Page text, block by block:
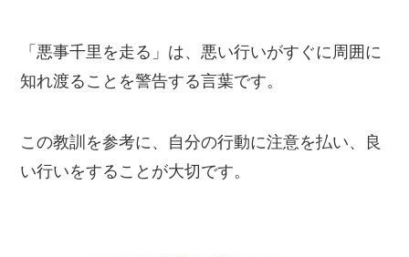
「悪事千里を走る」は、悪い行いがすぐに周囲に
知れ渡ることを警告する言葉です。
この教訓を参考に、自分の行動に注意を払い、良
い行いをすることが大切です。